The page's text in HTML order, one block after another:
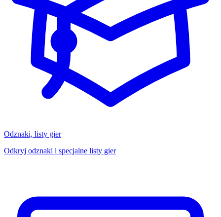
Odznaki, listy gier
Odkryj odznaki i specjalne listy gier